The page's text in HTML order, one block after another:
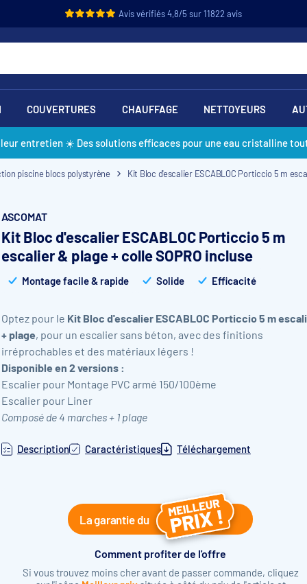
Avis vérifiés 4,8/5 sur 11822 avis
COUVERTURES CHAUFFAGE NETTOYEURS
entretien ☀️ Des solutions efficaces pour une eau cristalline
piscine blocs polystyrène Kit Bloc d'escalier ESCABLOC Porticcio 5 m
ASCOMAT
Kit Bloc d'escalier ESCABLOC Porticcio 5 m
escalier & plage + colle SOPRO incluse
Montage facile & rapide Solide Efficacité
Optez pour le Kit Bloc d'escalier ESCABLOC Porticcio 5 m
+ plage, pour un escalier sans béton, avec des finitions
irréprochables et des matériaux légers !
Disponible en 2 versions :
Escalier pour Montage PVC armé 150/100ème
Escalier pour Liner
Composé de 4 marches + 1 plage
Description Caractéristiques Téléchargement
La garantie du
Comment profiter de l'offre
Si vous trouvez moins cher avant de passer commande, cliquez